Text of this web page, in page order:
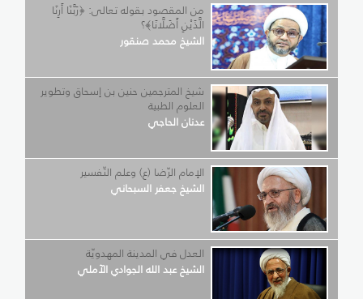
من المقصود بقوله تعالى: ﴿رَبَّنَا أَرِنَا
الَّذَيْنِ أَضَلَّانَا﴾؟
الشيخ محمد صنقور
شيخ المترجمين حنين بن إسحاق وتطوير
العلوم الطبية
عدنان الحاجي
الإمام الرّضا (ع) وعلم التّفسير
الشيخ جعفر السبحاني
العدل في المدينة المهدويّة
الشيخ عبد الله الجوادي الآملي